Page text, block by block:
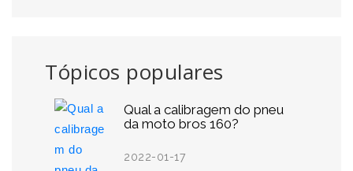
Tópicos populares
Qual a calibragem do pneu
da moto bros 160?
2022-01-17